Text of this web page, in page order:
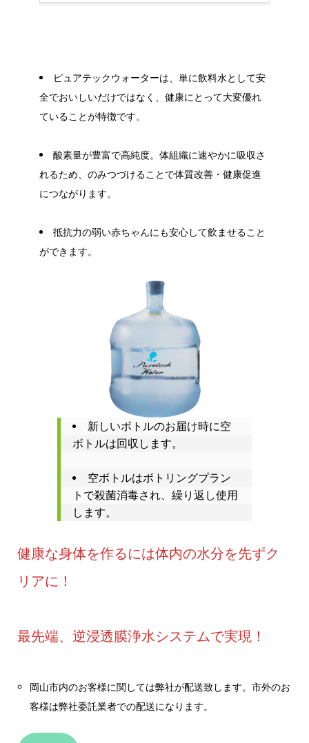
ピュアテックウォーターは、単に飲料水として安
全でおいしいだけではなく、健康にとって大変優れ
ていることが特徴です。
酸素量が豊富で高純度。体組織に速やかに吸収さ
れるため、のみつづけることで体質改善・健康促進
につながります。
抵抗力の弱い赤ちゃんにも安心して飲ませること
ができます。
新しいボトルのお届け時に空
ボトルは回収します。
空ボトルはボトリングプラン
トで殺菌消毒され、繰り返し使用
します。
健康な身体を作るには体内の水分を先ずク
リアに！
最先端、逆浸透膜浄水システムで実現！
岡山市内のお客様に関しては弊社が配送致します。市外のお
客様は弊社委託業者での配送になります。